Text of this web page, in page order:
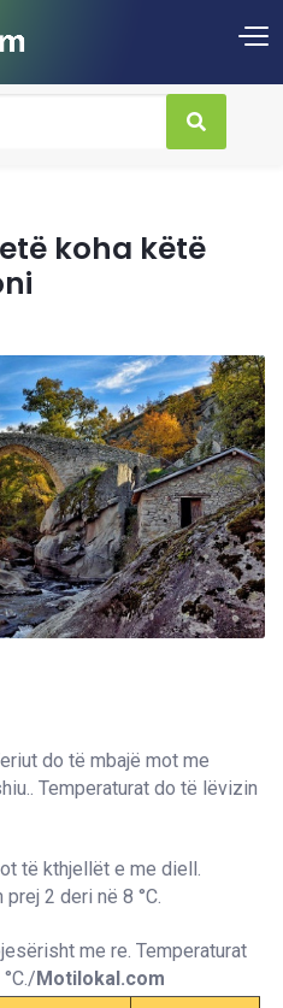
koha këtë
do të mbajë mot me
Temperaturat do të lëvizin
të kthjellët e me diell.
2 deri në 8 °C.
me re. Temperaturat
Motilokal.com